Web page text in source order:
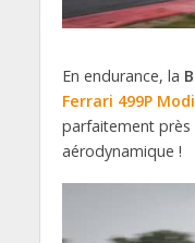
En endurance, la
Ferrari 499P
parfaitement près
aérodynamique !